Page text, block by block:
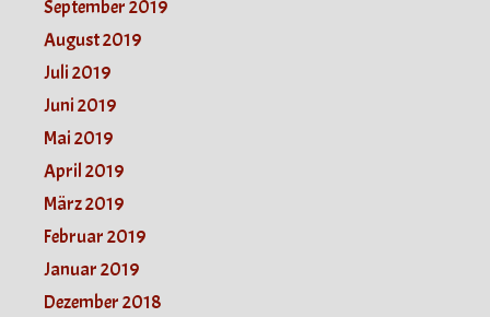
September 2019
August 2019
Juli 2019
Juni 2019
Mai 2019
April 2019
März 2019
Februar 2019
Januar 2019
Dezember 2018